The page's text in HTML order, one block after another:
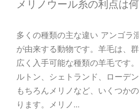
メリノウール糸の利点は
多くの種類の主な違い アンゴラ
が由来する動物です。羊毛は、
広く入手可能な種類の羊毛です
ルトン、シェトランド、ローデ
もちろんメリノなど、いくつか
ります。メリノ...